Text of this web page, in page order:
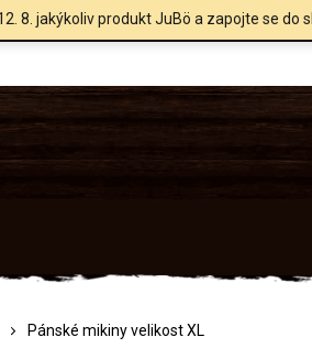
8. jakýkoliv produkt JuBö a zapojte se do
Pánské mikiny velikost XL